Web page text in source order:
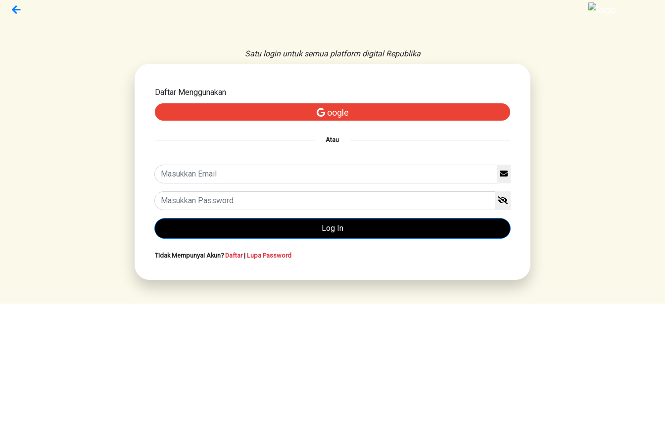
Satu login untuk semua platform digital Republika
Daftar Menggunakan
oogle
Atau
Tidak Mempunyai Akun?Daftar| Lupa Password